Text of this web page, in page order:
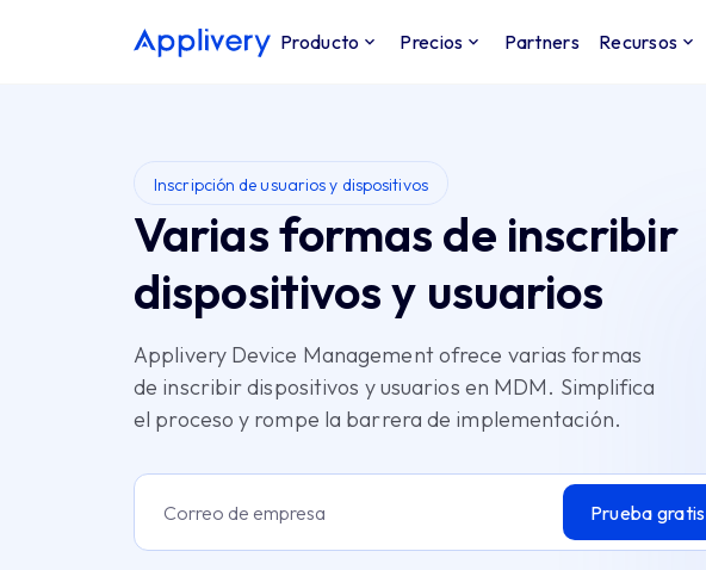
Producto Precios Partners Recursos
Inscripción de usuarios y dispositivos
Varias formas de inscribir
dispositivos y usuarios
Applivery Device Management ofrece varias formas
de inscribir dispositivos y usuarios en MDM. Simplifica
el proceso y rompe la barrera de implementación.
Prueba gratis